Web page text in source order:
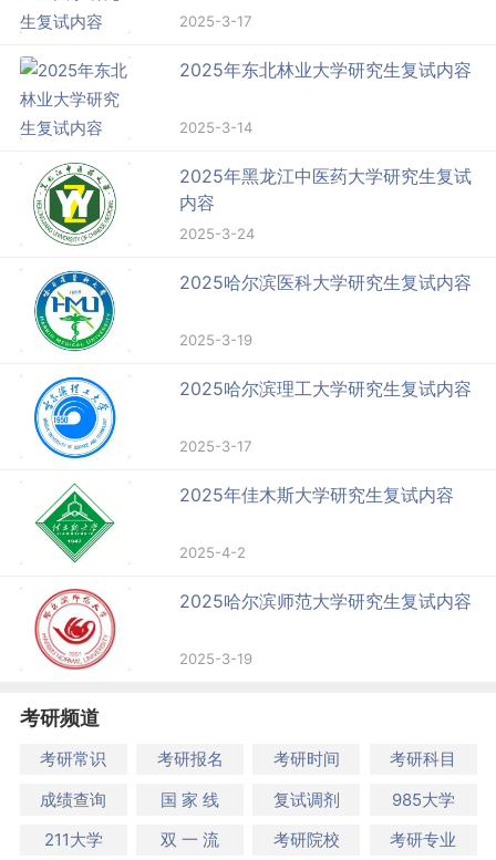
2025-3-17
2025年东北林业大学研究生复试内容
2025-3-14
2025年黑龙江中医药大学研究生复试
内容
2025-3-24
2025哈尔滨医科大学研究生复试内容
2025-3-19
2025哈尔滨理工大学研究生复试内容
2025-3-17
2025年佳木斯大学研究生复试内容
2025-4-2
2025哈尔滨师范大学研究生复试内容
2025-3-19
考研频道
考研常识 考研报名 考研时间
考研科目
成绩查询
国 家 线 复试调剂
985大学
211大学
双 一 流 考研院校 考研专业